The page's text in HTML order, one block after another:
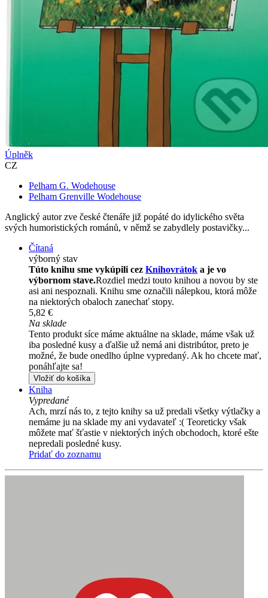
Úplněk
CZ
Pelham G. Wodehouse
Pelham Grenville Wodehouse
Anglický autor zve české čtenáře již popáté do idylického světa
svých humoristických románů, v němž se zabydlely postavičky...
Čítaná
výborný stav
Túto knihu sme vykúpili cez Knihovrátok a je vo
výbornom stave.Rozdiel medzi touto knihou a novou by ste
asi ani nespoznali. Knihu sme označili nálepkou, ktorá môže
na niektorých obaloch zanechať stopy.
5,82 €
Na sklade
Tento produkt síce máme aktuálne na sklade, máme však už
iba posledné kusy a ďalšie už nemá ani distribútor, preto je
možné, že bude onedlho úplne vypredaný. Ak ho chcete mať,
ponáhľajte sa!
Vložiť do košíka
Kniha
Vypredané
Ach, mrzí nás to, z tejto knihy sa už predali všetky výtlačky a
nemáme ju na sklade my ani vydavateľ :( Teoreticky však
môžete mať šťastie v niektorých iných obchodoch, ktoré ešte
nepredali posledné kusy.
Pridať do zoznamu